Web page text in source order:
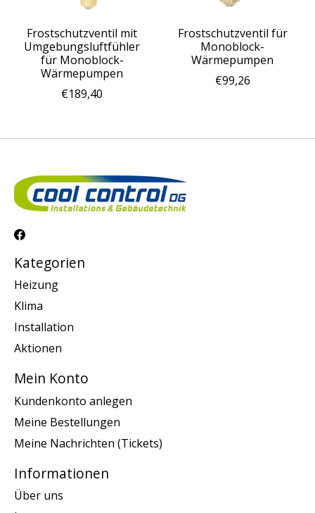
Frostschutzventil mit
Umgebungsluftfühler
für Monoblock-
Wärmepumpen
€189,40
Frostschutzventil für
Monoblock-
Wärmepumpen
€99,26
Kategorien
Heizung
Klima
Installation
Aktionen
Mein Konto
Kundenkonto anlegen
Meine Bestellungen
Meine Nachrichten (Tickets)
Informationen
Über uns